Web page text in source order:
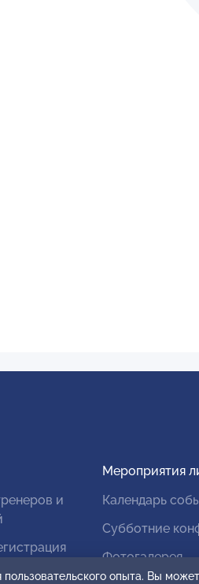
и
Мероприятия
Календарь
Субботние
Фотогалерея
опыта. Вы